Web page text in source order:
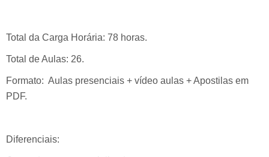
Total da Carga Horária: 78 horas.
Total de Aulas: 26.
Formato: Aulas presenciais + vídeo aulas + Apostilas em
PDF.
Diferenciais: